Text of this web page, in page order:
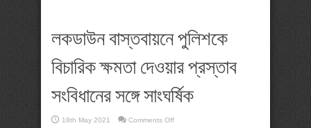
লকডাউন বাস্তবায়নে পুলিশকে
বিচারিক ক্ষমতা দেওয়ার প্রস্তাব
সংবিধানের সঙ্গে সাংঘর্ষিক
18th May 2021 Comments Offon